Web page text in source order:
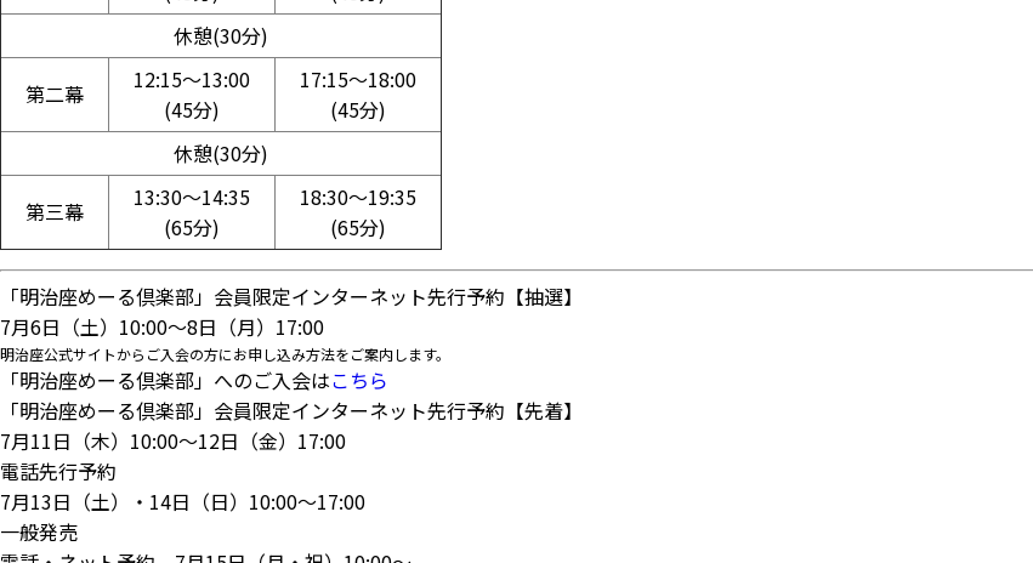
休憩(30分)
第二幕
12:15～13:00
(45分)
17:15～18:00
(45分)
休憩(30分)
第三幕
13:30～14:35
(65分)
18:30～19:35
(65分)
「明治座めーる倶楽部」会員限定インターネット先行予約【抽選】
7月6日（土）10:00～8日（月）17:00
明治座公式サイトからご入会の方にお申し込み方法をご案内します。
「明治座めーる倶楽部」へのご入会はこちら
「明治座めーる倶楽部」会員限定インターネット先行予約【先着】
7月11日（木）10:00～12日（金）17:00
電話先行予約
7月13日（土）・14日（日）10:00～17:00
一般発売